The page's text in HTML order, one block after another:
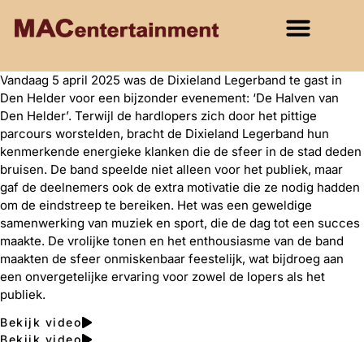
Vandaag 5 april 2025 was de Dixieland Legerband te gast in
Den Helder voor een bijzonder evenement: ‘De Halven van
Den Helder’. Terwijl de hardlopers zich door het pittige
parcours worstelden, bracht de Dixieland Legerband hun
kenmerkende energieke klanken die de sfeer in de stad deden
bruisen. De band speelde niet alleen voor het publiek, maar
gaf de deelnemers ook de extra motivatie die ze nodig hadden
om de eindstreep te bereiken. Het was een geweldige
samenwerking van muziek en sport, die de dag tot een succes
maakte. De vrolijke tonen en het enthousiasme van de band
maakten de sfeer onmiskenbaar feestelijk, wat bijdroeg aan
een onvergetelijke ervaring voor zowel de lopers als het
publiek.
Bekijk video